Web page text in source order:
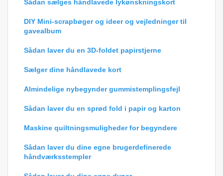
Sådan sælges håndlavede lykønskningskort
DIY Mini-scrapbøger og ideer og vejledninger til
gavealbum
Sådan laver du en 3D-foldet papirstjerne
Sælger dine håndlavede kort
Almindelige nybegynder gummistemplingsfejl
Sådan laver du en sprød fold i papir og karton
Maskine quiltningsmuligheder for begyndere
Sådan laver du dine egne brugerdefinerede
håndværksstempler